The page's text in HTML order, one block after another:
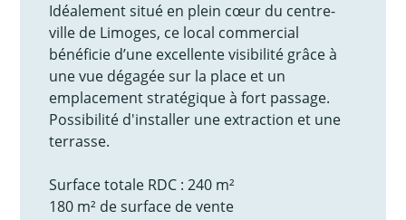
Idéalement situé en plein cœur du centre-
ville de Limoges, ce local commercial
bénéficie d’une excellente visibilité grâce à
une vue dégagée sur la place et un
emplacement stratégique à fort passage.
Possibilité d'installer une extraction et une
terrasse.
Surface totale RDC : 240 m²
180 m² de surface de vente